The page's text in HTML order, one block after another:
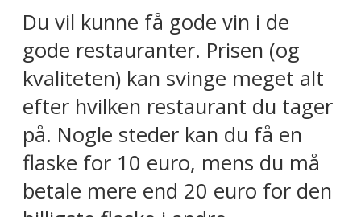
Du vil kunne få gode vin i de
gode restauranter. Prisen (og
kvaliteten) kan svinge meget alt
efter hvilken restaurant du tager
på. Nogle steder kan du få en
flaske for 10 euro, mens du må
betale mere end 20 euro for den